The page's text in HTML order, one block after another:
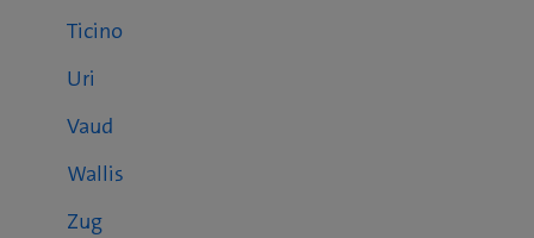
Ticino
Uri
Vaud
Wallis
Zug